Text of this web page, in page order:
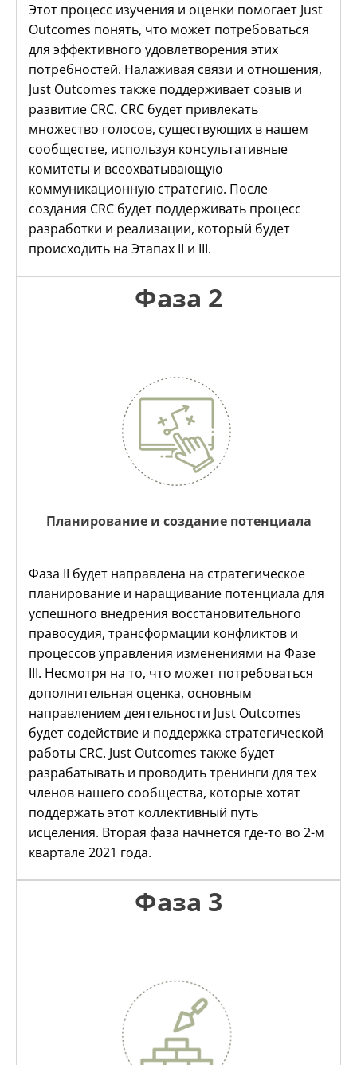
Этот процесс изучения и оценки помогает Just
Outcomes понять, что может потребоваться
для эффективного удовлетворения этих
потребностей. Налаживая связи и отношения,
Just Outcomes также поддерживает созыв и
развитие CRC. CRC будет привлекать
множество голосов, существующих в нашем
сообществе, используя консультативные
комитеты и всеохватывающую
коммуникационную стратегию. После
создания CRC будет поддерживать процесс
разработки и реализации, который будет
происходить на Этапах II и III.
Фаза 2
Планирование и создание потенциала
Фаза II будет направлена на стратегическое
планирование и наращивание потенциала для
успешного внедрения восстановительного
правосудия, трансформации конфликтов и
процессов управления изменениями на Фазе
III. Несмотря на то, что может потребоваться
дополнительная оценка, основным
направлением деятельности Just Outcomes
будет содействие и поддержка стратегической
работы CRC. Just Outcomes также будет
разрабатывать и проводить тренинги для тех
членов нашего сообщества, которые хотят
поддержать этот коллективный путь
исцеления. Вторая фаза начнется где-то во 2-м
квартале 2021 года.
Фаза 3